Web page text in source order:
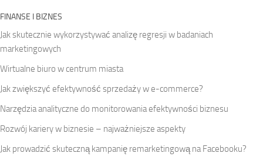
FINANSE I BIZNES
Jak skutecznie wykorzystywać analizę regresji w badaniach
marketingowych
Wirtualne biuro w centrum miasta
Jak zwiększyć efektywność sprzedaży w e-commerce?
Narzędzia analityczne do monitorowania efektywności biznesu
Rozwój kariery w biznesie – najważniejsze aspekty
Jak prowadzić skuteczną kampanię remarketingową na Facebooku?